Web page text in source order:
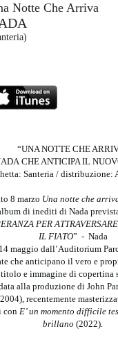
Notte Che Arriva
“UNA NOTTE CHE
CHE ANTICIPA IL
Santeria / distribuzione:
8 marzo Una notte che
di inediti di Nada
PER
IL FIATO” - Nada
maggio dall’Auditorium
che anticipano il vero e
e immagine di copertina
alla produzione di John
recentemente
con E’ un momento difficile
brillano (2022).